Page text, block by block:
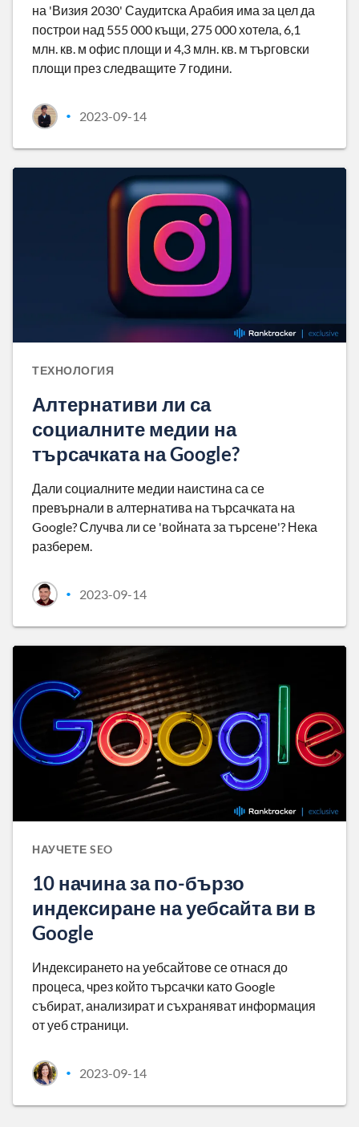
на 'Визия 2030' Саудитска Арабия има за цел да
построи над 555 000 къщи, 275 000 хотела, 6,1
млн. кв. м офис площи и 4,3 млн. кв. м търговски
площи през следващите 7 години.
• 2023-09-14
ТЕХНОЛОГИЯ
Алтернативи ли са
социалните медии на
търсачката на Google?
Дали социалните медии наистина са се
превърнали в алтернатива на търсачката на
Google? Случва ли се 'войната за търсене'? Нека
разберем.
• 2023-09-14
НАУЧЕТЕ SEO
10 начина за по-бързо
индексиране на уебсайта ви в
Google
Индексирането на уебсайтове се отнася до
процеса, чрез който търсачки като Google
събират, анализират и съхраняват информация
от уеб страници.
• 2023-09-14